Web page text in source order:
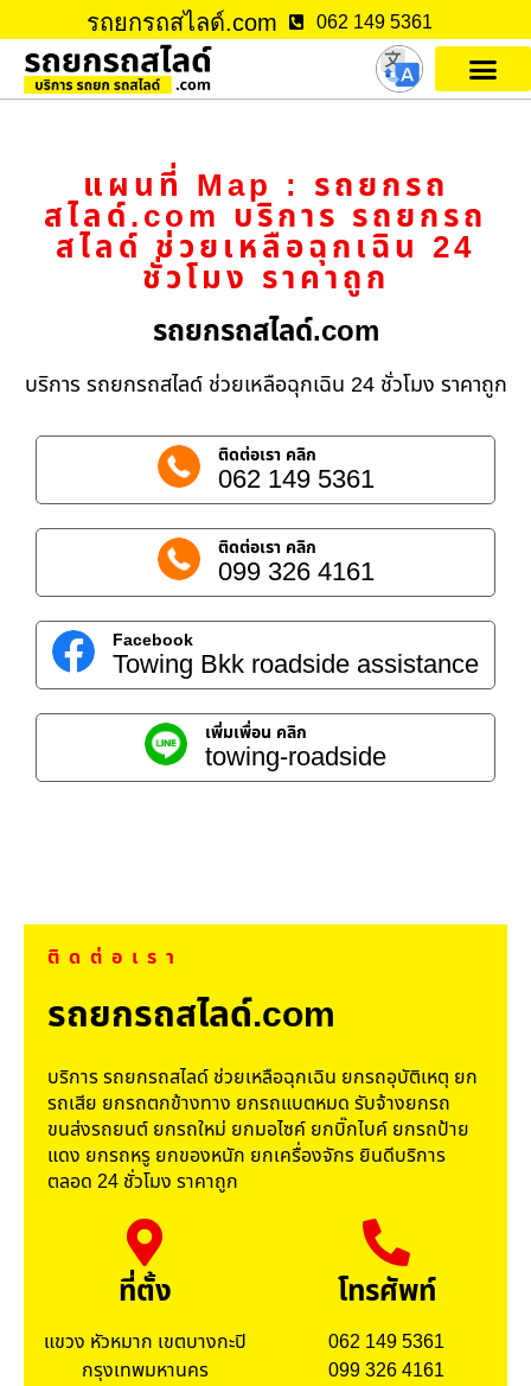
รถยกรถสไลด์.com 062 149 5361
แผนที่ Map : รถยกรถ
สไลด์.com บริการ รถยกรถ
สไลด์ ช่วยเหลือฉุกเฉิน 24
ชั่วโมง ราคาถูก
รถยกรถสไลด์.com
บริการ รถยกรถสไลด์ ช่วยเหลือฉุกเฉิน 24 ชั่วโมง ราคาถูก
ติดต่อเรา คลิก
062 149 5361
ติดต่อเรา คลิก
099 326 4161
Facebook
Towing Bkk roadside assistance
เพิ่มเพื่อน คลิก
towing-roadside
ติดต่อเรา
รถยกรถสไลด์.com
บริการ รถยกรถสไลด์ ช่วยเหลือฉุกเฉิน ยกรถอุบัติเหตุ ยก
รถเสีย ยกรถตกข้างทาง ยกรถแบตหมด รับจ้างยกรถ
ขนส่งรถยนต์ ยกรถใหม่ ยกมอไซค์ ยกบิ๊กไบค์ ยกรถป้าย
แดง ยกรถหรู ยกของหนัก ยกเครื่องจักร ยินดีบริการ
ตลอด 24 ชั่วโมง ราคาถูก
ที่ตั้ง
แขวง หัวหมาก เขตบางกะปิ
กรุงเทพมหานคร
โทรศัพท์
062 149 5361
099 326 4161